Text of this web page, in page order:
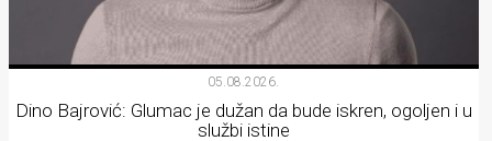
05.08.2026.
Dino Bajrović: Glumac je dužan da bude iskren, ogoljen i u
službi istine